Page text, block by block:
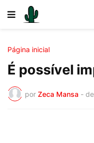
Página inicial
É possível
por Zeca Mansa -